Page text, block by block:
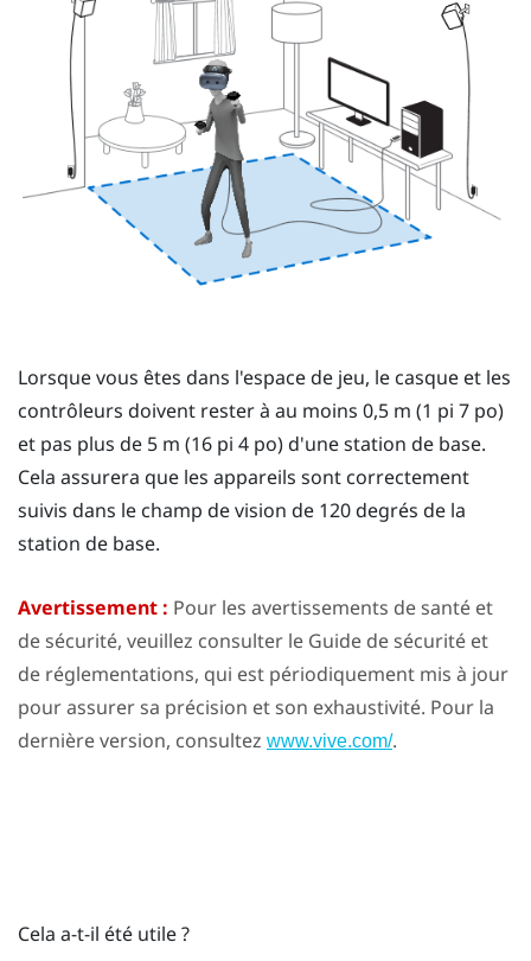
Lorsque vous êtes dans l'espace de jeu, le casque et les
contrôleurs doivent rester à au moins 0,5 m (1 pi 7 po)
et pas plus de 5 m (16 pi 4 po) d'une station de base.
Cela assurera que les appareils sont correctement
suivis dans le champ de vision de 120 degrés de la
station de base.
Avertissement : Pour les avertissements de santé et
de sécurité, veuillez consulter le Guide de sécurité et
de réglementations, qui est périodiquement mis à jour
pour assurer sa précision et son exhaustivité. Pour la
dernière version, consultez www.vive.com/.
Cela a-t-il été utile ?